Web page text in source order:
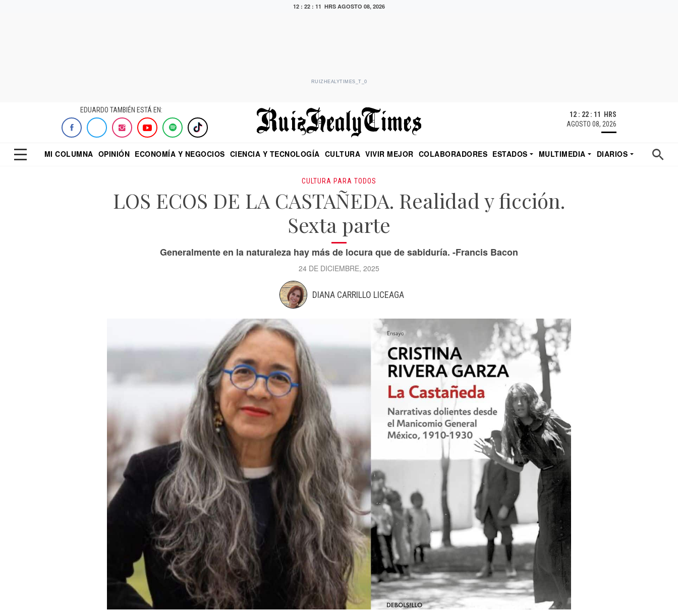
12 : 22 : 12 HRS AGOSTO 08, 2026
RUIZHEALYTIMES_T_0
EDUARDO TAMBIÉN ESTÁ EN:
12 : 22 : 12 HRS
AGOSTO 08, 2026
MI COLUMNA OPINIÓN ECONOMÍA Y NEGOCIOS CIENCIA Y TECNOLOGÍA CULTURA VIVIR MEJOR COLABORADORES ESTADOS MULTIMEDIA
DIARIOS
CULTURA PARA TODOS
LOS ECOS DE LA CASTAÑEDA. Realidad y ficción.
Sexta parte
Generalmente en la naturaleza hay más de locura que de sabiduría. -Francis Bacon
24 DE DICIEMBRE, 2025
DIANA CARRILLO LICEAGA